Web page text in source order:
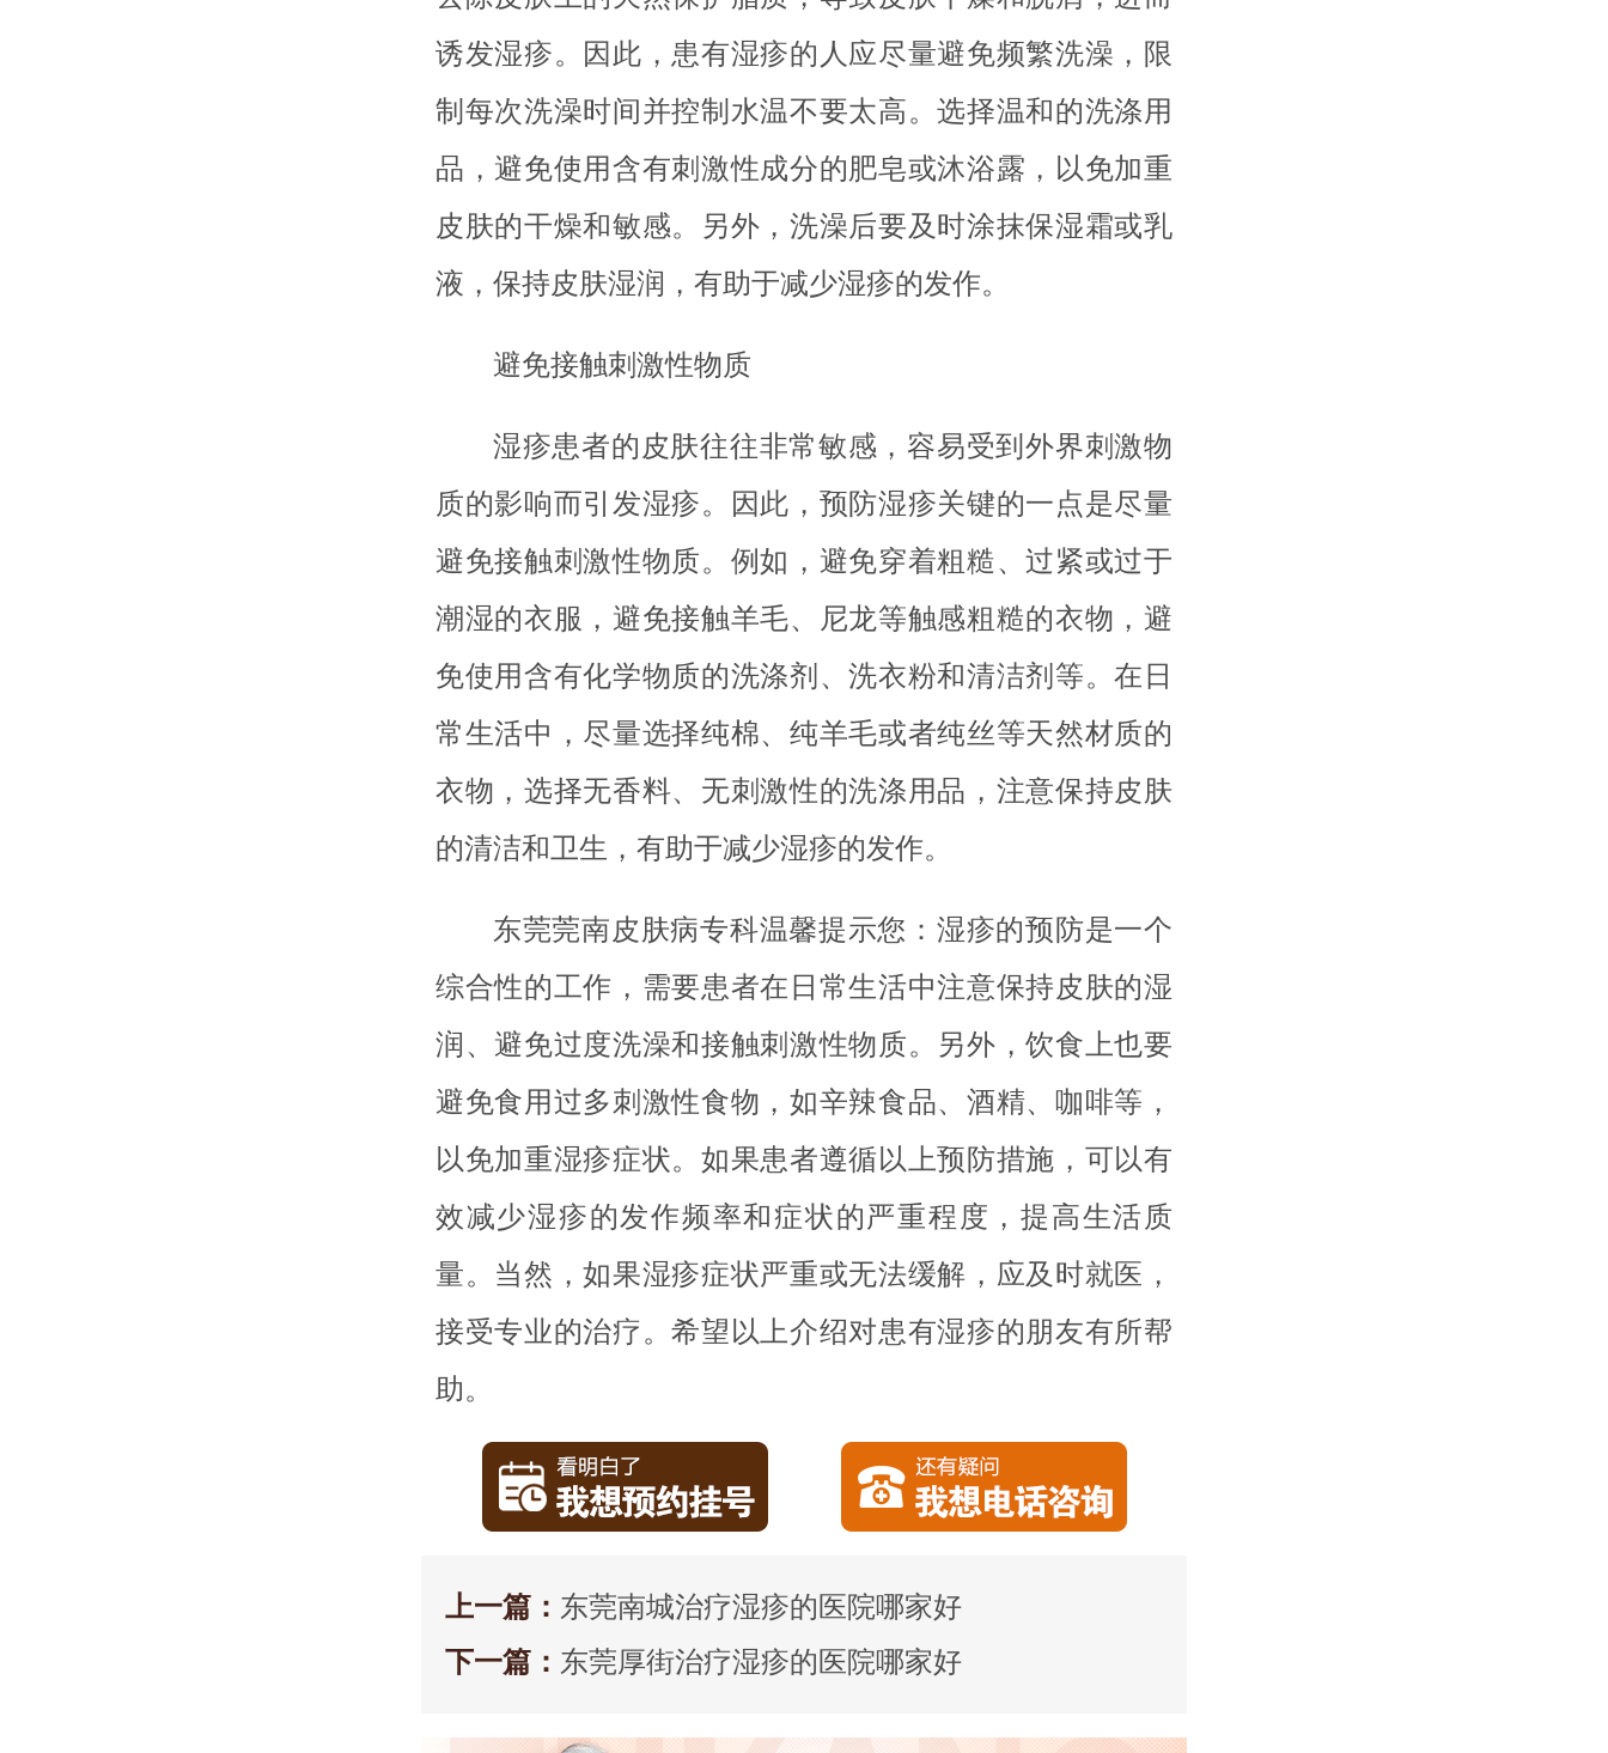
诱发湿疹。因此，患有湿疹的人应尽量避免频繁洗澡，限
制每次洗澡时间并控制水温不要太高。选择温和的洗涤用
品，避免使用含有刺激性成分的肥皂或沐浴露，以免加重
皮肤的干燥和敏感。另外，洗澡后要及时涂抹保湿霜或乳
液，保持皮肤湿润，有助于减少湿疹的发作。
避免接触刺激性物质
湿疹患者的皮肤往往非常敏感，容易受到外界刺激物
质的影响而引发湿疹。因此，预防湿疹关键的一点是尽量
避免接触刺激性物质。例如，避免穿着粗糙、过紧或过于
潮湿的衣服，避免接触羊毛、尼龙等触感粗糙的衣物，避
免使用含有化学物质的洗涤剂、洗衣粉和清洁剂等。在日
常生活中，尽量选择纯棉、纯羊毛或者纯丝等天然材质的
衣物，选择无香料、无刺激性的洗涤用品，注意保持皮肤
的清洁和卫生，有助于减少湿疹的发作。
东莞莞南皮肤病专科温馨提示您：湿疹的预防是一个
综合性的工作，需要患者在日常生活中注意保持皮肤的湿
润、避免过度洗澡和接触刺激性物质。另外，饮食上也要
避免食用过多刺激性食物，如辛辣食品、酒精、咖啡等，
以免加重湿疹症状。如果患者遵循以上预防措施，可以有
效减少湿疹的发作频率和症状的严重程度，提高生活质
量。当然，如果湿疹症状严重或无法缓解，应及时就医，
接受专业的治疗。希望以上介绍对患有湿疹的朋友有所帮
助。
上一篇： 东莞南城治疗湿疹的医院哪家好
下一篇： 东莞厚街治疗湿疹的医院哪家好